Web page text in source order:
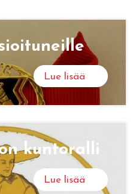
Lue lisää
kun­to­ral­li
Lue lisää